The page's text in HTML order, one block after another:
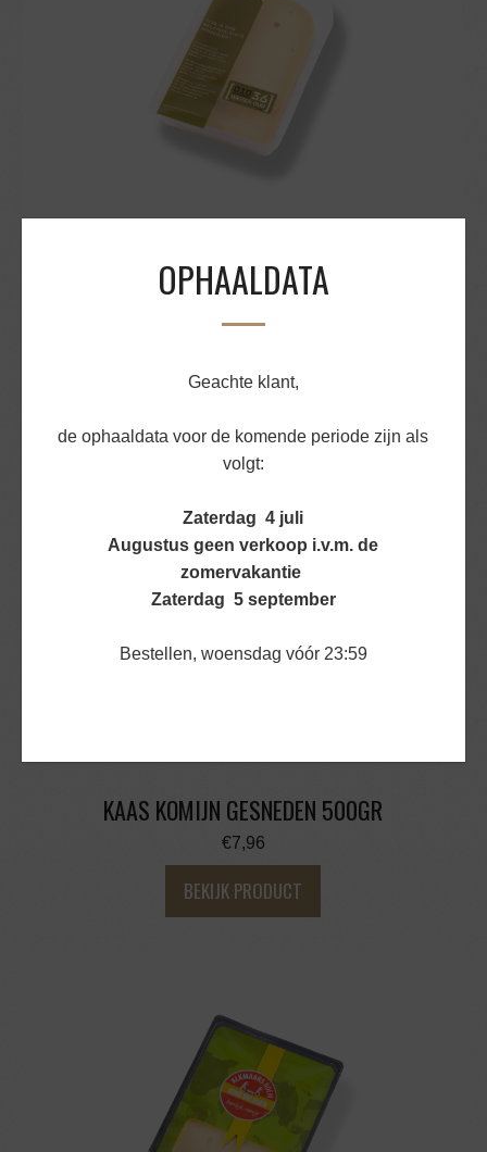
OPHAALDATA
Geachte klant,
de ophaaldata voor de komende periode zijn als
volgt:
Zaterdag 4 juli
Augustus geen verkoop i.v.m. de
zomervakantie
Zaterdag 5 september
Bestellen, woensdag vóór 23:59
KAAS OLD ROTTERDAM GESNEDEN 400GR
KAAS KOMIJN GESNEDEN 500GR
€7,96
BEKIJK PRODUCT